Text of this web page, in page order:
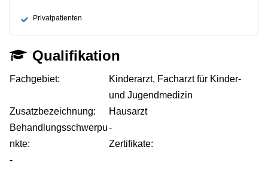
Privatpatienten
Qualifikation
Fachgebiet:
Kinderarzt, Facharzt für Kinder-
und Jugendmedizin
Zusatzbezeichnung:
Hausarzt
Behandlungsschwerpu
nkte:
-
Zertifikate:
-